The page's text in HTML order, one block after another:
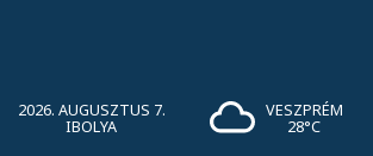
2026. AUGUSZTUS 7.
IBOLYA
VESZPRÉM
28°C